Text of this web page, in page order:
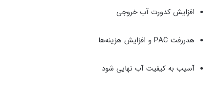
افزایش کدورت آب خروجی
هدررفت PAC و افزایش هزینه‌ها
آسیب به کیفیت آب نهایی شود